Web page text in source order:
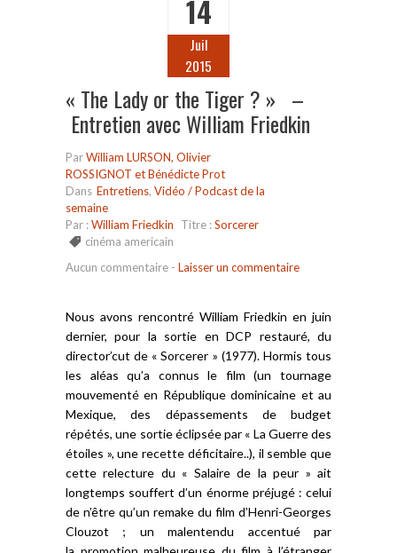
14
Juil
2015
« The Lady or the Tiger ? » –
Entretien avec William Friedkin
ParWilliam LURSON, Olivier
ROSSIGNOT et Bénédicte Prot
Dans Entretiens, Vidéo / Podcast de la
semaine
Par :William Friedkin Titre :Sorcerer
cinéma americain
Aucun commentaire - Laisser un commentaire
Nous avons rencontré William Friedkin en juin
dernier, pour la sortie en DCP restauré, du
director’cut de « Sorcerer » (1977). Hormis tous
les aléas qu’a connus le film (un tournage
mouvementé en République dominicaine et au
Mexique, des dépassements de budget
répétés, une sortie éclipsée par « La Guerre des
étoiles », une recette déficitaire..), il semble que
cette relecture du « Salaire de la peur » ait
longtemps souffert d’un énorme préjugé : celui
de n’être qu’un remake du film d’Henri-Georges
Clouzot ; un malentendu accentué par